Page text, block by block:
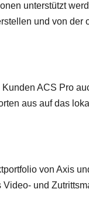
unterstützt
und von der
ACS Pro
aus auf das
von Axis
und